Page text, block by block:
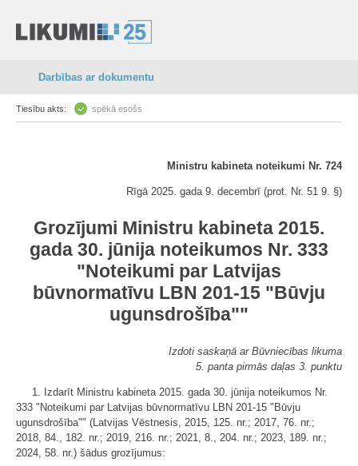
Darbības ar dokumentu
Tiesību akts: spēkā esošs
Ministru kabineta noteikumi Nr. 724
Rīgā 2025. gada 9. decembrī (prot. Nr. 51 9. §)
Grozījumi Ministru kabineta 2015.
gada 30. jūnija noteikumos Nr. 333
"Noteikumi par Latvijas
būvnormatīvu LBN 201-15 "Būvju
ugunsdrošība""
Izdoti saskaņā ar Būvniecības likuma
5. panta pirmās daļas 3. punktu
1. Izdarīt Ministru kabineta 2015. gada 30. jūnija noteikumos Nr.
333 "Noteikumi par Latvijas būvnormatīvu LBN 201-15 "Būvju
ugunsdrošība"" (Latvijas Vēstnesis, 2015, 125. nr.; 2017, 76. nr.;
2018, 84., 182. nr.; 2019, 216. nr.; 2021, 8., 204. nr.; 2023, 189. nr.;
2024, 58. nr.) šādus grozījumus: